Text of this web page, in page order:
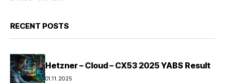
RECENT POSTS
Hetzner – Cloud – CX53 2025 YABS Result
01.11.2025